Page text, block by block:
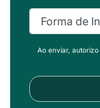
Ao enviar,